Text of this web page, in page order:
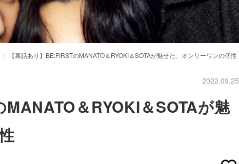
【裏話あり】BE:FIRSTのMANATO＆RYOKI＆SOTAが魅せた、オンリーワンの個性
2022.09.25
＆RYOKI＆SOTAが魅